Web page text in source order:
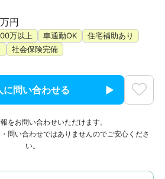
円
万以上 車通勤OK
住宅補助あり
社会保険完備
に問い合わせる
をお問い合わせいただけます。
問い合わせではありませんのでご安心くださ
い。